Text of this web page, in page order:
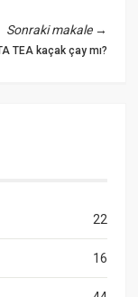
Sonraki makale→
TEA kaçak çay mı?
22
16